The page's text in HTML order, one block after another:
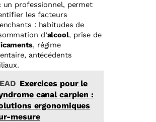
un professionnel, permet
les facteurs
: habitudes de
d’alcool, prise de
, régime
antécédents
Exercices pour le
canal carpien :
ergonomiques
mesure